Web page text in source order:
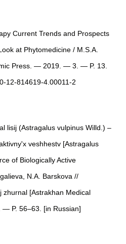
Current Trends and Prospects
at Phytomedicine / M.S.A.
Press . — 2019. — 3. — P. 13.
12-814619-4.00011-2
lisij (Astragalus vulpinus Willd.) –
veshhestv [Astragalus
of Biologically Active
N.A. Barskova //
zhurnal [Astrakhan Medical
P. 56–63. [in Russian]